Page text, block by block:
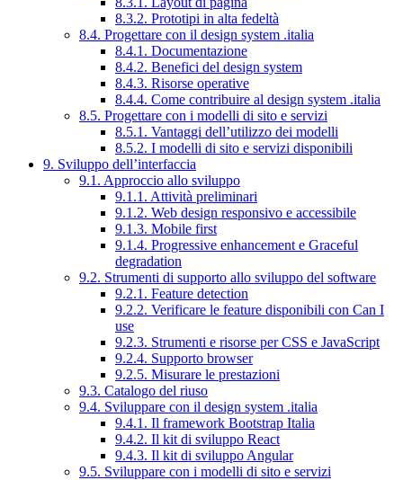
8.3.2. Prototipi in alta fedeltà
8.4. Progettare con il design system .italia
8.4.1. Documentazione
8.4.2. Benefici del design system
8.4.3. Risorse operative
8.4.4. Come contribuire al design system .italia
8.5. Progettare con i modelli di sito e servizi
8.5.1. Vantaggi dell’utilizzo dei modelli
8.5.2. I modelli di sito e servizi disponibili
9. Sviluppo dell’interfaccia
9.1. Approccio allo sviluppo
9.1.1. Attività preliminari
9.1.2. Web design responsivo e accessibile
9.1.3. Mobile first
9.1.4. Progressive enhancement e Graceful
degradation
9.2. Strumenti di supporto allo sviluppo del software
9.2.1. Feature detection
9.2.2. Verificare le feature disponibili con Can I
use
9.2.3. Strumenti e risorse per CSS e JavaScript
9.2.4. Supporto browser
9.2.5. Misurare le prestazioni
9.3. Catalogo del riuso
9.4. Sviluppare con il design system .italia
9.4.1. Il framework Bootstrap Italia
9.4.2. Il kit di sviluppo React
9.4.3. Il kit di sviluppo Angular
9.5. Sviluppare con i modelli di sito e servizi